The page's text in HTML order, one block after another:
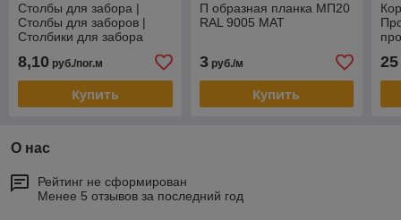
Столбы для забора |
Столбы для заборов |
Столбики для забора
8,10 руб./пог.м
Купить
П образная планка МП20
RAL 9005 МАТ
3руб./м
Купить
25
О нас
Рейтинг не сформирован
Менее 5 отзывов за последний год